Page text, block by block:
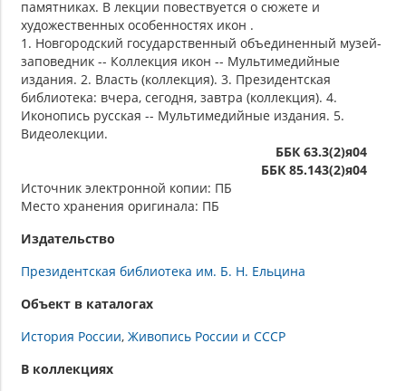
памятниках. В лекции повествуется о сюжете и
художественных особенностях икон .
1. Новгородский государственный объединенный музей-
заповедник -- Коллекция икон -- Мультимедийные
издания. 2. Власть (коллекция). 3. Президентская
библиотека: вчера, сегодня, завтра (коллекция). 4.
Иконопись русская -- Мультимедийные издания. 5.
Видеолекции.
ББК 63.3(2)я04
ББК 85.143(2)я04
Источник электронной копии: ПБ
Место хранения оригинала: ПБ
Издательство
Президентская библиотека им. Б. Н. Ельцина
Объект в каталогах
История России Живопись России и СССР
В коллекциях